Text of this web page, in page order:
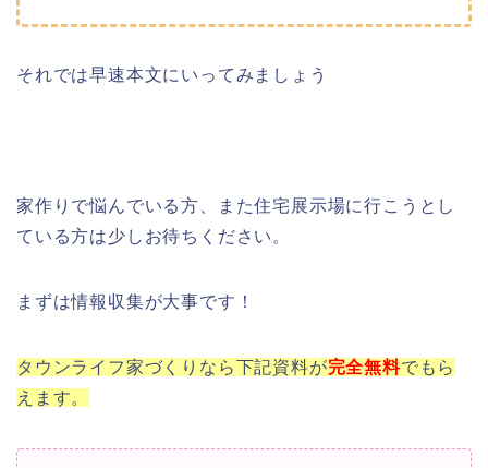
それでは早速本文にいってみましょう
家作りで悩んでいる方、また住宅展示場に行こうとし
ている方は少しお待ちください。
まずは情報収集が大事です！
タウンライフ家づくりなら下記資料が完全無料でもら
えます。